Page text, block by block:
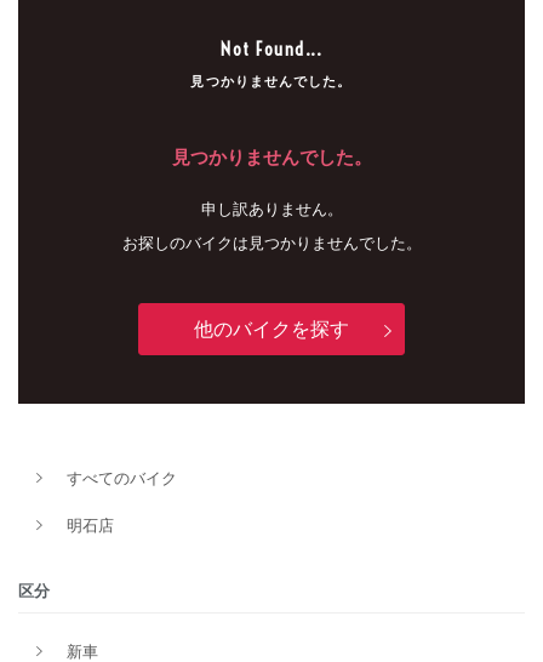
Not Found...
見つかりませんでした。
見つかりませんでした。
申し訳ありません。
お探しのバイクは見つかりませんでした。
他のバイクを探す
すべてのバイク
明石店
区分
新車
新車
タイプ